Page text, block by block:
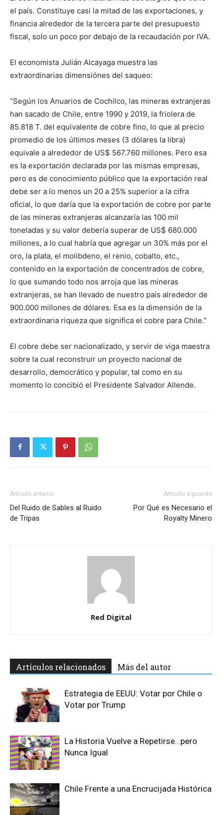
el país. Constituye casi la mitad de las exportaciones, y
financia alrededor de la tercera parte del presupuesto
fiscal, solo un poco por debajo de la recaudación por IVA.
El economista Julián Alcayaga muestra las
extraordinarias dimensiónes del saqueo:
“Según los Anuarios de Cochilco, las mineras extranjeras
han sacado de Chile, entre 1990 y 2019, la friolera de
85.818 T. del equivalente de cobre fino, lo que al precio
promedio de los últimos meses (3 dólares la libra)
equivale a alrededor de US$ 567.760 millones. Pero esa
es la exportación declarada por las mismas empresas,
pero es de conocimiento público que la exportación real
debe ser a lo menos un 20 a 25% superior a la cifra
oficial, lo que daría que la exportación de cobre por parte
de las mineras extranjeras alcanzaría las 100 mil
toneladas y su valor debería superar de US$ 680.000
millones, a lo cual habría que agregar un 30% más por el
oro, la plata, el molibdeno, el renio, cobalto, etc.,
contenido en la exportación de concentrados de cobre,
lo que sumando todo nos arroja que las mineras
extranjeras, se han llevado de nuestro país alrededor de
900.000 millones de dólares. Esa es la dimensión de la
extraordinaria riqueza que significa el cobre para Chile.”
El cobre debe ser nacionalizado, y servir de viga maestra
sobre la cual reconstruir un proyecto nacional de
desarrollo, democrático y popular, tal como en su
momento lo concibió el Presidente Salvador Allende.
Artículo anterior
Del Ruido de Sables al Ruido
de Tripas
Artículo siguiente
Por Qué es Necesario el
Royalty Minero
Red Digital
Artículos relacionados Más del autor
Estrategia de EEUU: Votar por Chile o
Votar por Trump
La Historia Vuelve a Repetirse…pero
Nunca Igual
Chile Frente a una Encrucijada Histórica